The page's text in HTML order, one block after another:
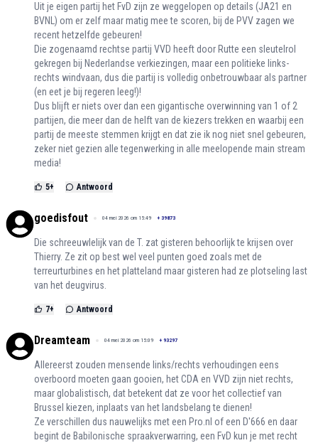
Uit je eigen partij het FvD zijn ze weggelopen op details (JA21 en
BVNL) om er zelf maar matig mee te scoren, bij de PVV zagen we
recent hetzelfde gebeuren!
Die zogenaamd rechtse partij VVD heeft door Rutte een sleutelrol
gekregen bij Nederlandse verkiezingen, maar een politieke links-
rechts windvaan, dus die partij is volledig onbetrouwbaar als partner
(en eet je bij regeren leeg!)!
Dus blijft er niets over dan een gigantische overwinning van 1 of 2
partijen, die meer dan de helft van de kiezers trekken en waarbij een
partij de meeste stemmen krijgt en dat zie ik nog niet snel gebeuren,
zeker niet gezien alle tegenwerking in alle meelopende main stream
media!
5+ Antwoord
goedisfout 04 mei 2026 om 15:49 + 39873
Die schreeuwlelijk van de T. zat gisteren behoorlijk te krijsen over
Thierry. Ze zit op best wel veel punten goed zoals met de
terreurturbines en het platteland maar gisteren had ze plotseling last
van het deugvirus.
7+ Antwoord
Dreamteam 04 mei 2026 om 15:09 + 93297
Allereerst zouden mensende links/rechts verhoudingen eens
overboord moeten gaan gooien, het CDA en VVD zijn niet rechts,
maar globalistisch, dat betekent dat ze voor het collectief van
Brussel kiezen, inplaats van het landsbelang te dienen!
Ze verschillen dus nauwelijks met een Pro.nl of een D'666 en daar
begint de Babilonische spraakverwarring, een FvD kun je met recht